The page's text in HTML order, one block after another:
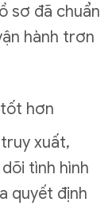
sơ đã chuẩn
hành trơn
hơn
xuất,
tình hình
quyết định